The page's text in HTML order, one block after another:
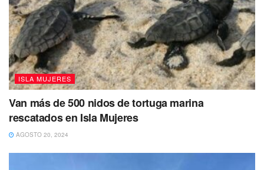
Tags: Atenea Gómez Ricalde Familias
Isla Mujeres
Premiación
Reciclaton
ISLA MUJERES
Van más de 500 nidos de tortuga marina
rescatados en Isla Mujeres
AGOSTO 20, 2024